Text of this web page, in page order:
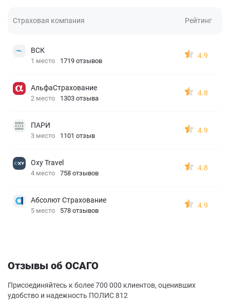
Страховая компания Рейтинг
ВСК
1 место 1719 отзывов
4.9
АльфаСтрахование
2 место 1303 отзыва
4.8
ПАРИ
3 место 1101 отзыв
4.9
Oxy Travel
4 место 758 отзывов
4.8
Абсолют Страхование
5 место 578 отзывов
4.9
Отзывы об ОСАГО
Присоединяйтесь к более 700 000 клиентов, оценивших
удобство и надежность ПОЛИС 812